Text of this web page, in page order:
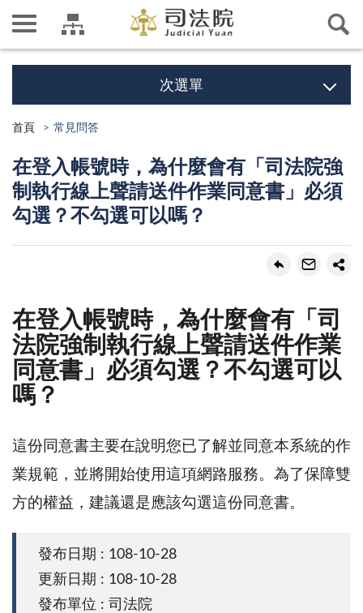
次選單
首頁 常見問答
在登入帳號時，為什麼會有「司法院強
制執行線上聲請送件作業同意書」必須
勾選？不勾選可以嗎？
在登入帳號時，為什麼會有「司
法院強制執行線上聲請送件作業
同意書」必須勾選？不勾選可以
嗎？
這份同意書主要在說明您已了解並同意本系統的作
業規範，並將開始使用這項網路服務。為了保障雙
方的權益，建議還是應該勾選這份同意書。
發布日期 : 108-10-28
更新日期 : 108-10-28
發布單位 : 司法院